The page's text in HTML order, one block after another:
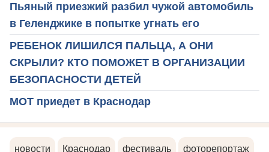
Пьяный приезжий разбил чужой автомобиль
в Геленджике в попытке угнать его
РЕБЕНОК ЛИШИЛСЯ ПАЛЬЦА, А ОНИ
СКРЫЛИ? КТО ПОМОЖЕТ В ОРГАНИЗАЦИИ
БЕЗОПАСНОСТИ ДЕТЕЙ
МОТ приедет в Краснодар
новости Краснодар фестиваль фоторепортаж